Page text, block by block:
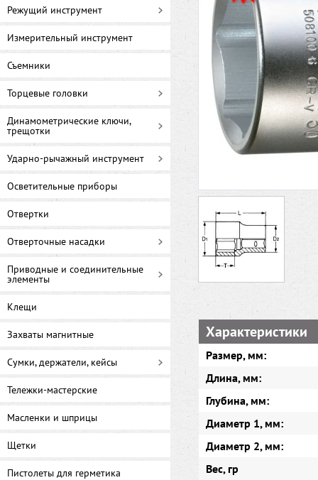
Режущий инструмент
Измерительный инструмент
Съемники
Торцевые головки
Динамометрические ключи,
трещотки
Ударно-рычажный инструмент
Осветительные приборы
Отвертки
Отверточные насадки
Приводные и соединительные
элементы
Клещи
Захваты магнитные
Сумки, держатели, кейсы
Тележки-мастерские
Масленки и шприцы
Щетки
Пистолеты для герметика
Характеристики
Размер, мм:
Длина, мм:
Глубина, мм:
Диаметр 1, мм:
Диаметр 2, мм:
Вес, гр